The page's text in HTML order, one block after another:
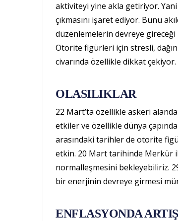
aktiviteyi yine akla getiriyor.
çıkmasını işaret ediyor. Bunu
düzenlemelerin devreye
Otorite figürleri için stresli,
civarında özellikle dikkat çekiyor.
OLASILIKLAR
22 Mart’ta özellikle askeri
etkiler ve özellikle dünya
arasındaki tarihler de otorite
etkin. 20 Mart tarihinde Merkür
normalleşmesini bekleyebiliriz.
bir enerjinin devreye girmesi
ENFLASYONDA ARTIŞ